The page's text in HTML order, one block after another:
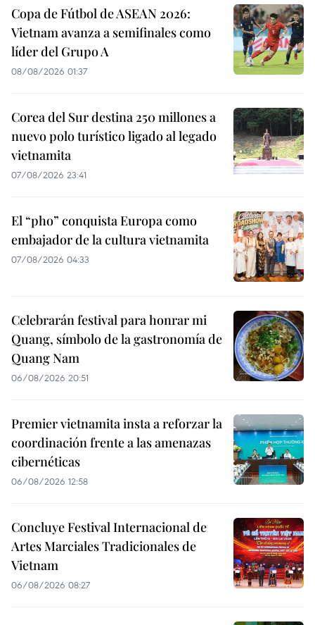
Copa de Fútbol de ASEAN 2026:
Vietnam avanza a semifinales como
líder del Grupo A
08/08/2026 01:37
Corea del Sur destina 250 millones a
nuevo polo turístico ligado al legado
vietnamita
07/08/2026 23:41
El “pho” conquista Europa como
embajador de la cultura vietnamita
07/08/2026 04:33
Celebrarán festival para honrar mi
Quang, símbolo de la gastronomía de
Quang Nam
06/08/2026 20:51
Premier vietnamita insta a reforzar la
coordinación frente a las amenazas
cibernéticas
06/08/2026 12:58
Concluye Festival Internacional de
Artes Marciales Tradicionales de
Vietnam
06/08/2026 08:27